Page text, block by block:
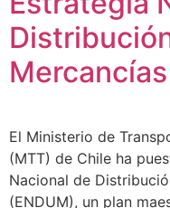
El Ministerio de
(MTT) de Chile ha
Nacional de
(ENDUM), un plan